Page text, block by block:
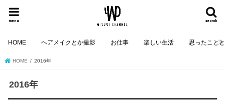
search
menu
HOME ヘアメイクとか撮影 お仕事 楽しい生活 思ったこと
HOME 2016年
2016年